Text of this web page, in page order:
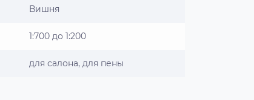
Вишня
1:700 до 1:200
для салона, для пены